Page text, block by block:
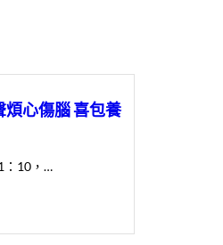
心傷腦 喜包養
：10，…